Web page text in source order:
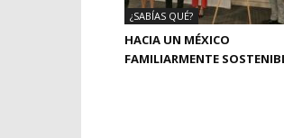
¿SABÍAS QUÉ?
HACIA UN MÉXICO
FAMILIARMENTE